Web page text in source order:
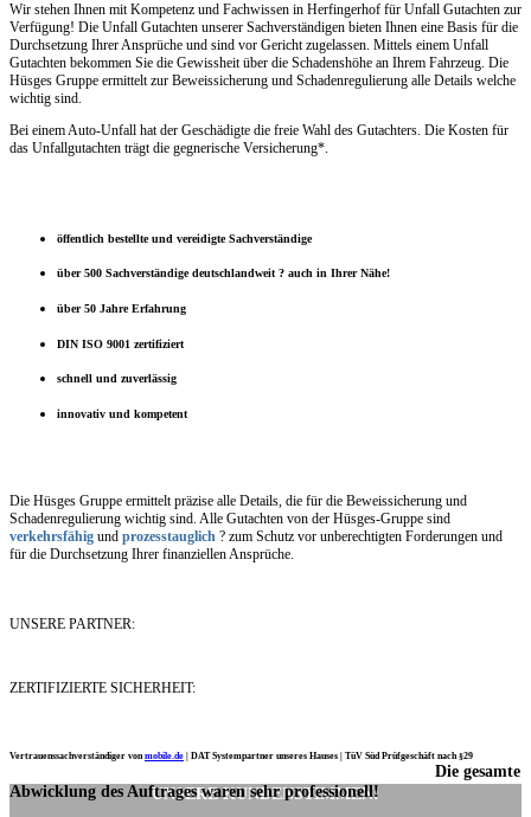
Wir stehen Ihnen mit Kompetenz und Fachwissen in Herfingerhof für Unfall Gutachten zur
Verfügung! Die Unfall Gutachten unserer Sachverständigen bieten Ihnen eine Basis für die
Durchsetzung Ihrer Ansprüche und sind vor Gericht zugelassen. Mittels einem Unfall
Gutachten bekommen Sie die Gewissheit über die Schadenshöhe an Ihrem Fahrzeug. Die
Hüsges Gruppe ermittelt zur Beweissicherung und Schadenregulierung alle Details welche
wichtig sind.
Bei einem Auto-Unfall hat der Geschädigte die freie Wahl des Gutachters. Die Kosten für
das Unfallgutachten trägt die gegnerische Versicherung*.
öffentlich bestellte und vereidigte Sachverständige
über 500 Sachverständige deutschlandweit ? auch in Ihrer Nähe!
über 50 Jahre Erfahrung
DIN ISO 9001 zertifiziert
schnell und zuverlässig
innovativ und kompetent
Die Hüsges Gruppe ermittelt präzise alle Details, die für die Beweissicherung und
Schadenregulierung wichtig sind. Alle Gutachten von der Hüsges-Gruppe sind
verkehrsfähig und prozesstauglich ? zum Schutz vor unberechtigten Forderungen und
für die Durchsetzung Ihrer finanziellen Ansprüche.
UNSERE PARTNER:
ZERTIFIZIERTE SICHERHEIT:
Vertrauenssachverständiger vonmobile.de DAT Systempartner unseres Hauses | TüV Süd Prüfgeschäft nach §29
UNSERE KUNDENSTIMMEN:
Die gesamte
Abwicklung des Auftrages waren sehr professionell!